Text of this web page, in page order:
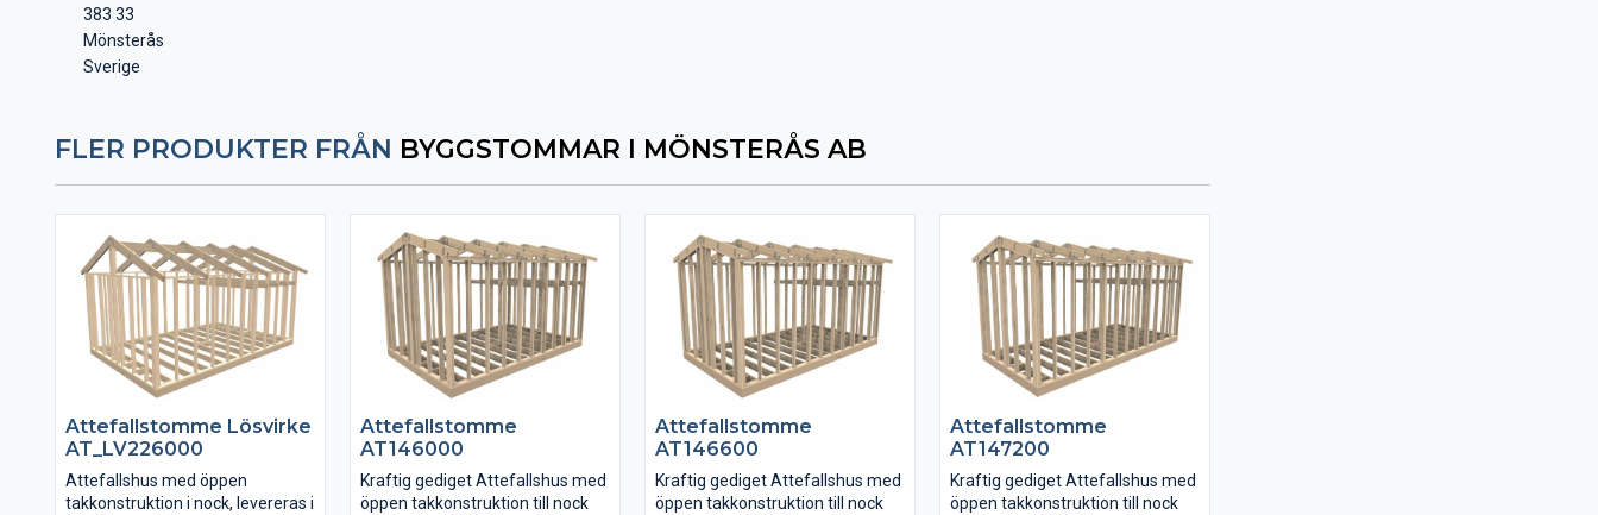
383 33
Mönsterås
Sverige
FLER PRODUKTER FRÅN BYGGSTOMMAR I MÖNSTERÅS AB
Attefallstomme Lösvirke
AT_LV226000
Attefallshus med öppen
takkonstruktion i nock, levereras i
Attefallstomme
AT146000
Kraftig gediget Attefallshus med
öppen takkonstruktion till nock
Attefallstomme
AT146600
Kraftig gediget Attefallshus med
öppen takkonstruktion till nock
Attefallstomme
AT147200
Kraftig gediget Attefallshus med
öppen takkonstruktion till nock